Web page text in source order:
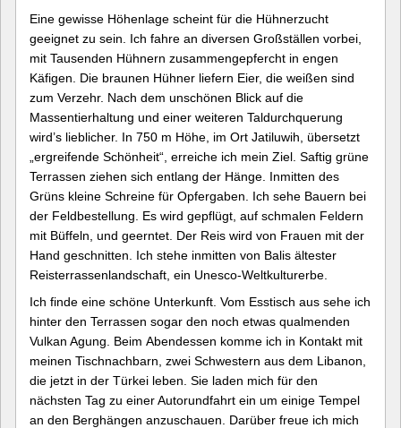
Eine gewisse Höhenlage scheint für die Hühnerzucht
geeignet zu sein. Ich fahre an diversen Großställen vorbei,
mit Tausenden Hühnern zusammengepfercht in engen
Käfigen. Die braunen Hühner liefern Eier, die weißen sind
zum Verzehr. Nach dem unschönen Blick auf die
Massentierhaltung und einer weiteren Taldurchquerung
wird’s lieblicher. In 750 m Höhe, im Ort Jatiluwih, übersetzt
„ergreifende Schönheit“, erreiche ich mein Ziel. Saftig grüne
Terrassen ziehen sich entlang der Hänge. Inmitten des
Grüns kleine Schreine für Opfergaben. Ich sehe Bauern bei
der Feldbestellung. Es wird gepflügt, auf schmalen Feldern
mit Büffeln, und geerntet. Der Reis wird von Frauen mit der
Hand geschnitten. Ich stehe inmitten von Balis ältester
Reisterrassenlandschaft, ein Unesco-Weltkulturerbe.
Ich finde eine schöne Unterkunft. Vom Esstisch aus sehe ich
hinter den Terrassen sogar den noch etwas qualmenden
Vulkan Agung. Beim Abendessen komme ich in Kontakt mit
meinen Tischnachbarn, zwei Schwestern aus dem Libanon,
die jetzt in der Türkei leben. Sie laden mich für den
nächsten Tag zu einer Autorundfahrt ein um einige Tempel
an den Berghängen anzuschauen. Darüber freue ich mich